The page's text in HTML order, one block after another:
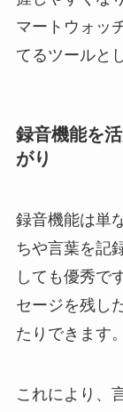
マートウォッ
てるツールと
録音機能を
がり
録音機能は単
ちや言葉を記
しても優秀で
セージを残し
たりできます。
これにより、